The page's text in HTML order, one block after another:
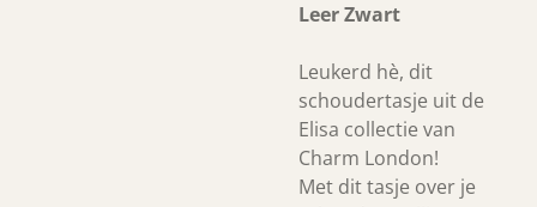
Leer Zwart
Leukerd hè, dit
schoudertasje uit de
Elisa collectie van
Charm London!
Met dit tasje over je